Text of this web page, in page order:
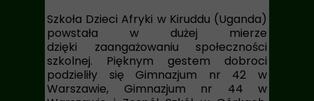
Szkoła Dzieci Afryki w Kiruddu (Uganda)
powstała w dużej mierze
dzięki zaangażowaniu społeczności
szkolnej. Pięknym gestem dobroci
podzieliły się Gimnazjum nr 42 w
Warszawie, Gimnazjum nr 44 w